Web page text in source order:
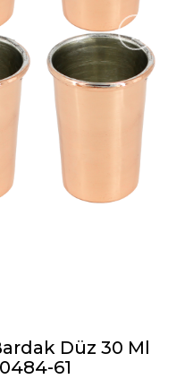
›
Düz 30 Ml
61